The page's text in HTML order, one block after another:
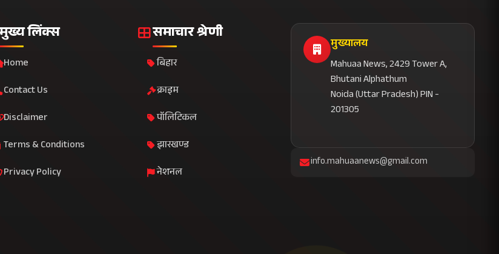
मुख्य लिंक्स
Home
Contact Us
Disclaimer
Terms & Conditions
Privacy Policy
समाचार श्रेणी
बिहार
क्राइम
पॉलिटिकल
झारखण्ड
नेशनल
मुख्यालय
Mahuaa News, 2429 Tower A,
Bhutani Alphathum
Noida (Uttar Pradesh) PIN -
201305
info.mahuaanews@gmail.com